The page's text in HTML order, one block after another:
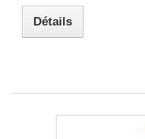
Détails